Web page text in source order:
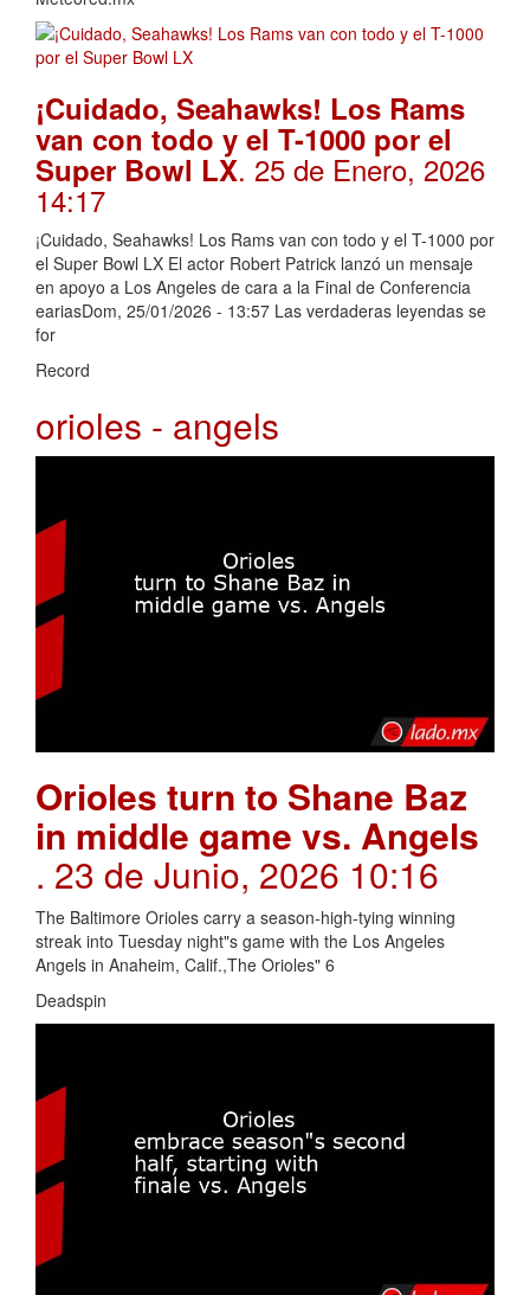
¡Cuidado, Seahawks! Los Rams
van con todo y el T-1000 por el
Super Bowl LX. 25 de Enero, 2026
14:17
¡Cuidado, Seahawks! Los Rams van con todo y el T-1000 por
el Super Bowl LX El actor Robert Patrick lanzó un mensaje
en apoyo a Los Angeles de cara a la Final de Conferencia
eariasDom, 25/01/2026 - 13:57 Las verdaderas leyendas se
for
Record
orioles - angels
Orioles turn to Shane Baz
in middle game vs. Angels
. 23 de Junio, 2026 10:16
The Baltimore Orioles carry a season-high-tying winning
streak into Tuesday night"s game with the Los Angeles
Angels in Anaheim, Calif.,The Orioles" 6
Deadspin